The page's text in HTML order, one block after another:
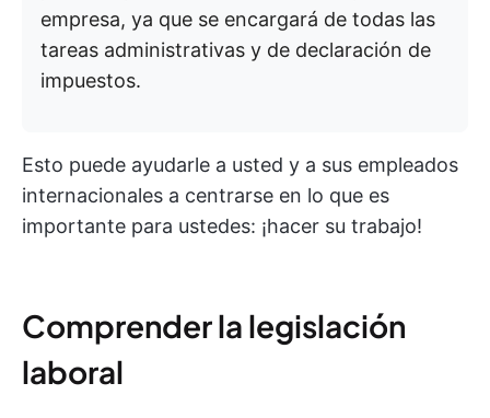
empresa, ya que se encargará de todas las
tareas administrativas y de declaración de
impuestos.
Esto puede ayudarle a usted y a sus empleados
internacionales a centrarse en lo que es
importante para ustedes: ¡hacer su trabajo!
Comprender la legislación
laboral